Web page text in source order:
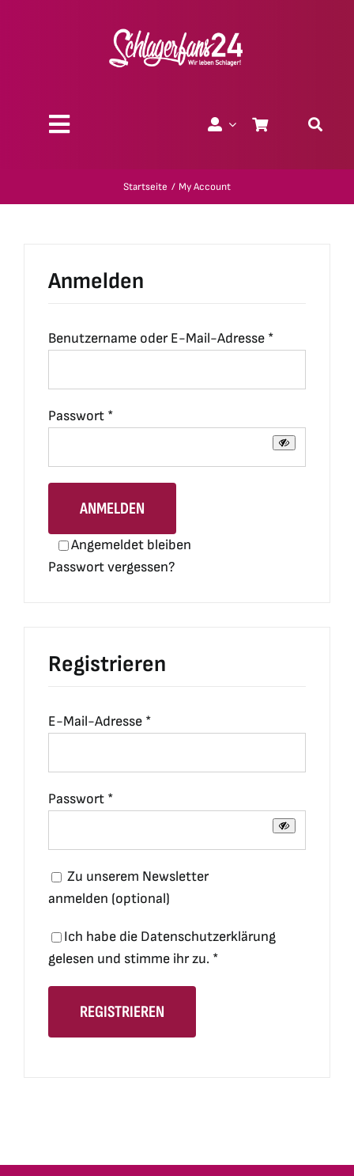
Toggle
Geschenk-Gutscheine
Startseite My Account
Anmelden
Benutzername oder E-Mail-Adresse *Erforderlich
Passwort *Erforderlich
Angemeldet bleiben
ANMELDEN
Passwort vergessen?
Registrieren
E-Mail-Adresse *Erforderlich
Passwort *Erforderlich
Zu unserem Newsletter
anmelden (optional)
Ich habe die Datenschutzerklärung
gelesen und stimme ihr zu. *
REGISTRIEREN